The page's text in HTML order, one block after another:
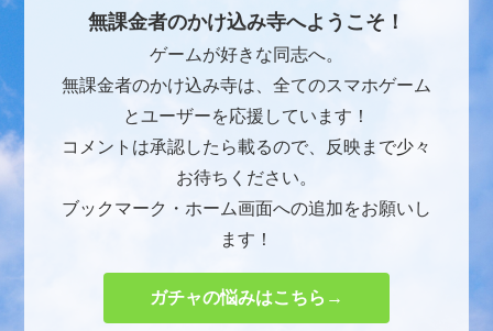
無課金者のかけ込み寺へようこそ！
ゲームが好きな同志へ。
無課金者のかけ込み寺は、全てのスマホゲーム
とユーザーを応援しています！
コメントは承認したら載るので、反映まで少々
お待ちください。
ブックマーク・ホーム画面への追加をお願いし
ます！
ガチャの悩みはこちら→